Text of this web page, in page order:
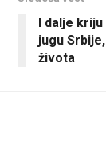
I dalje
jugu
života